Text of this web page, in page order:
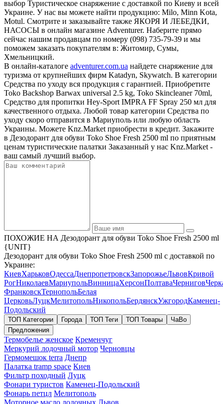
выбор Туристическое снаряжение с доставкой по Киеву и всей
Украине. У нас вы можете найти продукцию: Milo, Minn Kota,
Motul. Смотрите и заказывайте также ЯКОРЯ И ЛЕБЕДКИ,
НАСОСЫ в онлайн магазине Adventurer. Наберите прямо
сейчас нашим продавцам по номеру (098) 735-79-39 и мы
поможем заказать покупателям в: Житомир, Сумы,
Хмельницкий.
В онлайн-каталоге adventurer.com.ua найдете снаряжение для
туризма от крупнейших фирм Katadyn, Skywatch. В категории
Средства по уходу вся продукция с гарантией. Приобретите
Toko Backshop Barwax universal 2.5 kg, Toko Skincleaner 70ml,
Cредство для пропитки Hey-Sport IMPRA FF Spray 250 мл для
качественного отдыха. Любой товар категории Средства по
уходу скоро отправится в Мариуполь или любую область
Украины. Можете Knz.Market приобрести в кредит. Закажите
в Дезодорант для обуви Toko Shoe Fresh 2500 ml по приятным
ценам туристические палатки Заказанный у нас Knz.Market -
ваш самый лучший выбор.
ПОХОЖИЕ НА Дезодорант для обуви Toko Shoe Fresh 2500 ml
{UNIT}
Дезодорант для обуви Toko Shoe Fresh 2500 ml с доставкой по
Украине:
КиевХарьковОдессаДнепропетровскЗапорожьеЛьвовКривой
РогНиколаевМариупольВинницаХерсонПолтаваЧернигов
ФранковскТернопольБелая
ЦерковьЛуцкМелитопольНикопольБердянскУжгородКаменец-
Подольский
ТОП Категории Города ТОП Теги ТОП Товары
ЧаВо
Предложения
Термобелье женское Кременчуг
Меркурий лодочный мотор Черновцы
Гермомешок terra Днепр
Палатка tramp space Киев
Фильтр походный Луцк
Фонари туристов Каменец-Подольский
Фонарь петцл Мелитополь
Моторное масло лодочных Львов